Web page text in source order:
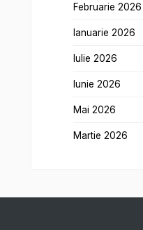
Februarie 2026
Ianuarie 2026
Iulie 2026
Iunie 2026
Mai 2026
Martie 2026